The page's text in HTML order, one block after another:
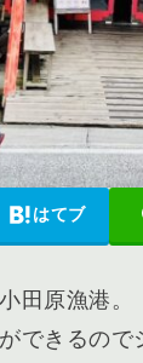
はてブ
田原漁港。
できるの